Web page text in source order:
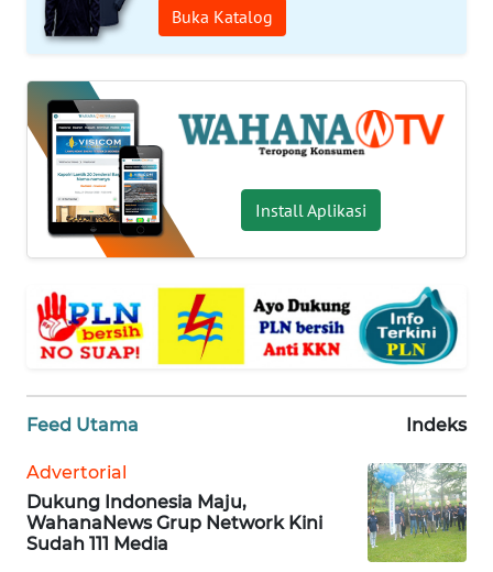
Buka Katalog
Install Aplikasi
Feed Utama Indeks
Advertorial
Dukung Indonesia Maju,
WahanaNews Grup Network Kini
Sudah 111 Media
REDAKSI
KARIR
DISCLAIMER
Wahana
WN
SUMUT
JAKARTA
JABAR